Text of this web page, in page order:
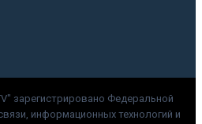
зарегистрировано Федеральной
информационных технологий и